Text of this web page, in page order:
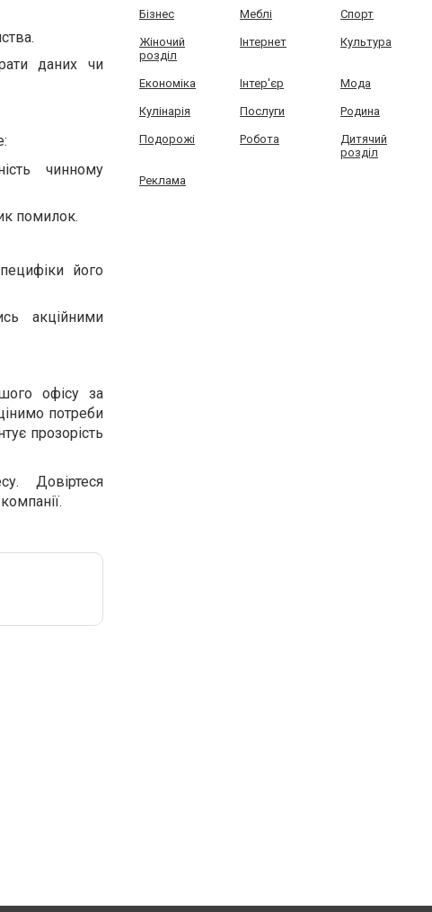
даних чи
чинному
помилок.
його
акційними
офісу за
потреби
прозорість
Довіртеся
Бізнес Меблі Спорт
Жіночий
розділ
Інтернет Культура
Економіка Інтер'єр Мода
Кулінарія Послуги Родина
Подорожі Робота
Дитячий
розділ
Реклама